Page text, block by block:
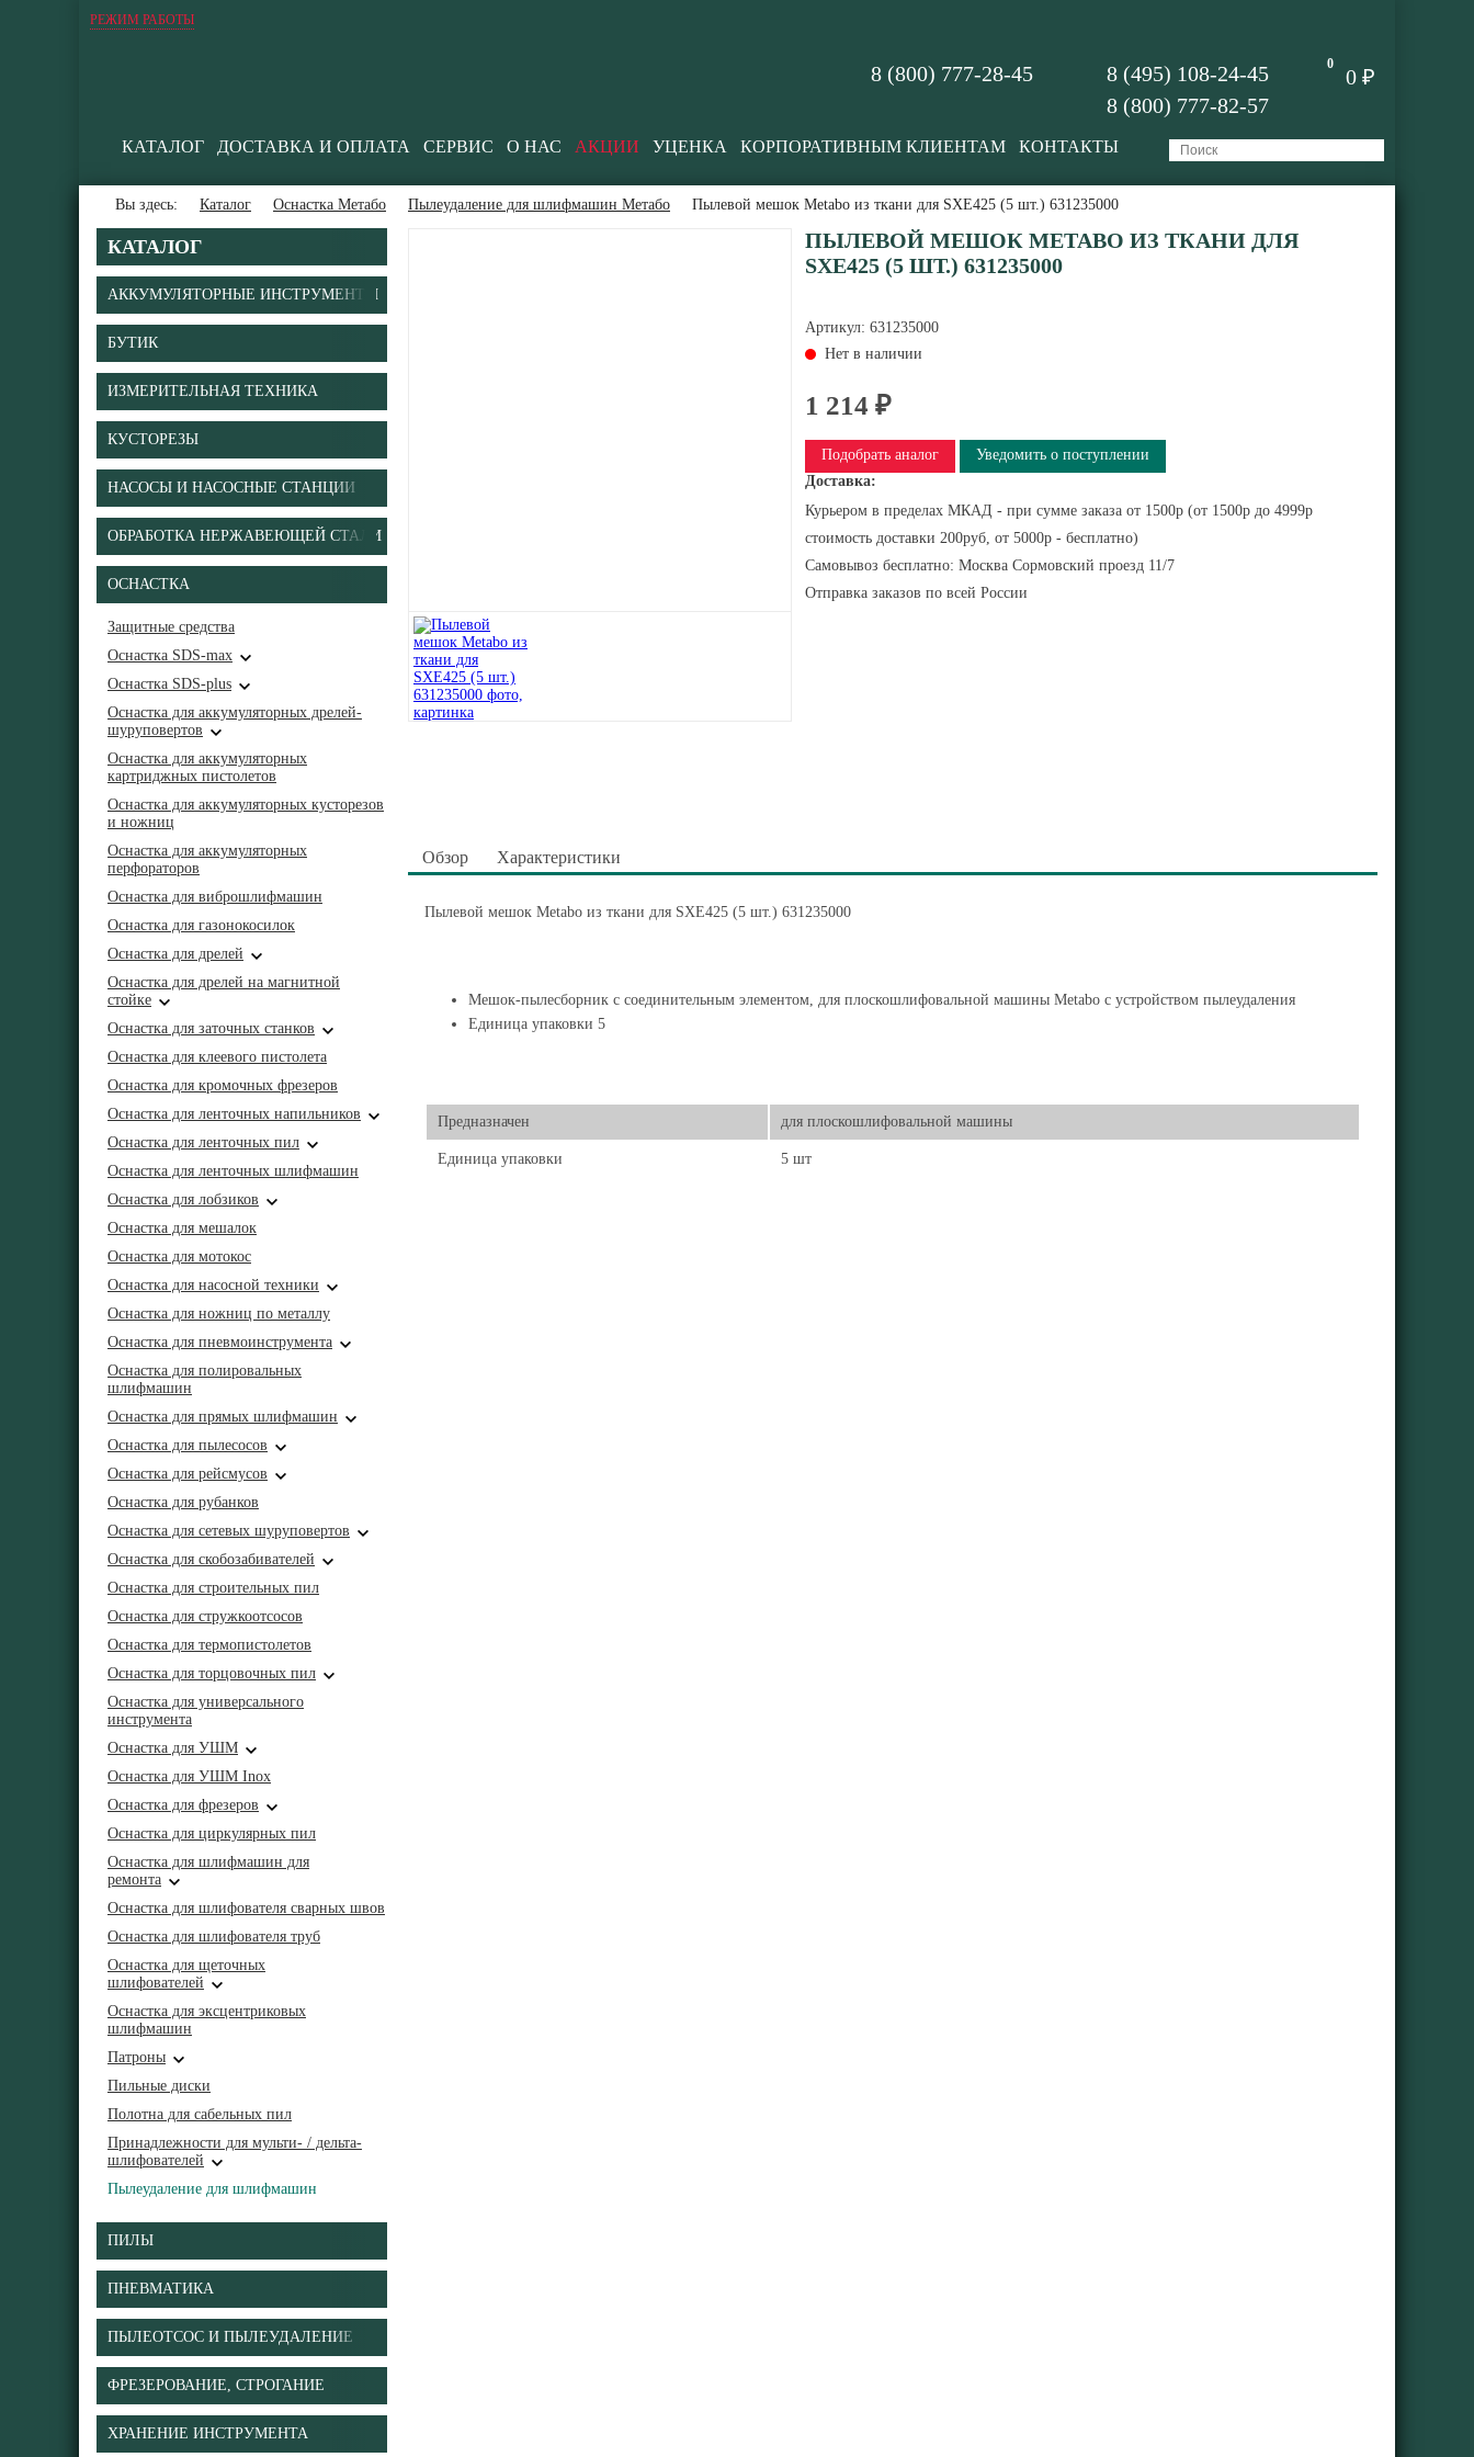
РЕЖИМ РАБОТЫ
0
0 ₽
8 (495) 108-24-45
8 (800) 777-82-57
8 (800) 777-28-45
КАТАЛОГ ДОСТАВКА И ОПЛАТА СЕРВИС О НАС АКЦИИ УЦЕНКА КОРПОРАТИВНЫМ КЛИЕНТАМ КОНТАКТЫ
Вы здесь: Каталог Оснастка Метабо Пылеудаление для шлифмашин Метабо Пылевой мешок Metabo из ткани для SXE425 (5 шт.) 631235000
КАТАЛОГ
АККУМУЛЯТОРНЫЕ ИНСТРУМЕНТЫ
БУТИК
ИЗМЕРИТЕЛЬНАЯ ТЕХНИКА
КУСТОРЕЗЫ
НАСОСЫ И НАСОСНЫЕ СТАНЦИИ
ОБРАБОТКА НЕРЖАВЕЮЩЕЙ СТАЛИ
ОСНАСТКА
Защитные средства
Оснастка SDS-max
Оснастка SDS-plus
Оснастка для аккумуляторных дрелей-
шуруповертов
Оснастка для аккумуляторных
картриджных пистолетов
Оснастка для аккумуляторных кусторезов
и ножниц
Оснастка для аккумуляторных
перфораторов
Оснастка для виброшлифмашин
Оснастка для газонокосилок
Оснастка для дрелей
Оснастка для дрелей на магнитной
стойке
Оснастка для заточных станков
Оснастка для клеевого пистолета
Оснастка для кромочных фрезеров
Оснастка для ленточных напильников
Оснастка для ленточных пил
Оснастка для ленточных шлифмашин
Оснастка для лобзиков
Оснастка для мешалок
Оснастка для мотокос
Оснастка для насосной техники
Оснастка для ножниц по металлу
Оснастка для пневмоинструмента
Оснастка для полировальных
шлифмашин
Оснастка для прямых шлифмашин
Оснастка для пылесосов
Оснастка для рейсмусов
Оснастка для рубанков
Оснастка для сетевых шуруповертов
Оснастка для скобозабивателей
Оснастка для строительных пил
Оснастка для стружкоотсосов
Оснастка для термопистолетов
Оснастка для торцовочных пил
Оснастка для универсального
инструмента
Оснастка для УШМ
Оснастка для УШМ Inox
Оснастка для фрезеров
Оснастка для циркулярных пил
Оснастка для шлифмашин для
ремонта
Оснастка для шлифователя сварных швов
Оснастка для шлифователя труб
Оснастка для щеточных
шлифователей
Оснастка для эксцентриковых
шлифмашин
Патроны
Пильные диски
Полотна для сабельных пил
Принадлежности для мульти- / дельта-
шлифователей
Пылеудаление для шлифмашин
ПИЛЫ
ПНЕВМАТИКА
ПЫЛЕОТСОС И ПЫЛЕУДАЛЕНИЕ
ФРЕЗЕРОВАНИЕ, СТРОГАНИЕ
ХРАНЕНИЕ ИНСТРУМЕНТА
ПЫЛЕВОЙ МЕШОК METABO ИЗ ТКАНИ ДЛЯ
SXE425 (5 ШТ.) 631235000
Артикул: 631235000
Нет в наличии
1 214 ₽
Подобрать аналог
Уведомить о поступлении
Доставка:
Курьером в пределах МКАД - при сумме заказа от 1500р (от 1500р до 4999р
стоимость доставки 200руб, от 5000р - бесплатно)
Самовывоз бесплатно: Москва Сормовский проезд 11/7
Отправка заказов по всей России
Обзор Характеристики
Пылевой мешок Metabo из ткани для SXE425 (5 шт.) 631235000
Мешок-пылесборник с соединительным элементом, для плоскошлифовальной машины Metabo с устройством пылеудаления
Единица упаковки 5
Предназначен для плоскошлифовальной машины
Единица упаковки 5 шт